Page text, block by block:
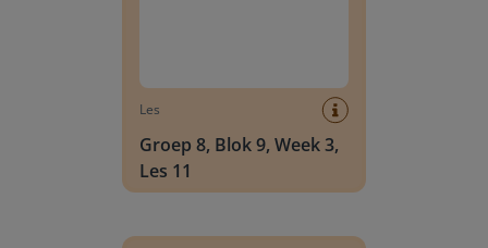
Les
Groep 8, Blok 9, Week 3,
Les 11